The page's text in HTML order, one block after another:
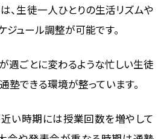
、生徒一人ひとりの生活リズムや
ュール調整が可能です。
週ごとに変わるような忙しい生徒
塾できる環境が整っています。
近い時期には授業回数を増やして